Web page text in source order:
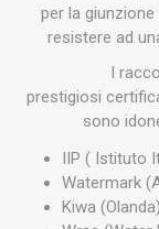
per la
resistere ad
I
prestigiosi
sono
IIP ( Istituto
Watermark
Kiwa (Olanda)